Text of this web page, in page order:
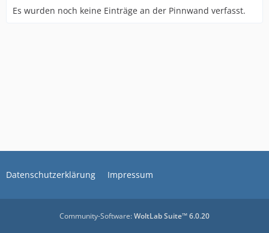
Es wurden noch keine Einträge an der Pinnwand verfasst.
Datenschutzerklärung Impressum
Community-Software:WoltLab Suite™ 6.0.20